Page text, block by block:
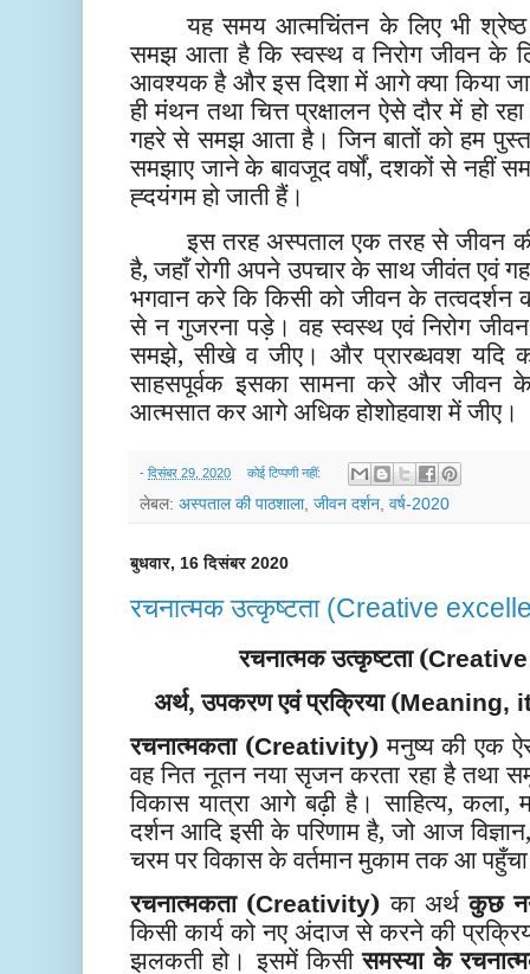
यह समय आत्मचिंतन के लिए भी श्रेष्ठ
समझ आता है कि स्वस्थ व निरोग जीवन के
आवश्यक है और इस दिशा में आगे क्या किया
ही मंथन तथा चित्त प्रक्षालन ऐसे दौर में हो
गहरे से समझ आता है। जिन बातों को हम पुस्तकें
समझाए जाने के बावजूद वर्षों, दशकों से नहीं
ह्दयंगम हो जाती हैं।
इस तरह अस्पताल एक तरह से जीवन की
है, जहाँ रोगी अपने उपचार के साथ जीवंत एवं
भगवान करे कि किसी को जीवन के तत्वदर्शन
से न गुजरना पड़े। वह स्वस्थ एवं निरोग
समझे, सीखे व जीए। और प्रारब्धवश यदि
साहसपूर्वक इसका सामना करे और जीवन
आत्मसात कर आगे अधिक होशोहवाश में जीए।
- दिसंबर 29, 2020 कोई टिप्पणी नहीं:
लेबल: अस्पताल की पाठशाला, जीवन दर्शन वर्ष-2020
बुधवार, 16 दिसंबर 2020
रचनात्मक उत्कृष्टता (Creative
रचनात्मक उत्कृष्टता (
अर्थ, उपकरण एवं प्रक्रिया (Meaning,
रचनात्मकता (Creativity)मनुष्य की एक
वह नित नूतन नया सृजन करता रहा है तथा
विकास यात्रा आगे बढ़ी है। साहित्य, कला,
दर्शन आदि इसी के परिणाम है, जो आज
चरम पर विकास के वर्तमान मुकाम तक आ
रचनात्मकता (Creativity) का अर्थकुछ
किसी कार्य को नए अंदाज से करने की
झलकती हो। इसमें किसीसमस्या के